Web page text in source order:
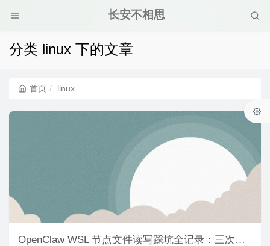
长安不相思
分类 linux 下的文章
首页 linux
OpenClaw WSL 节点文件读写踩坑全记录：三次血泪教训，终于找到正确姿势